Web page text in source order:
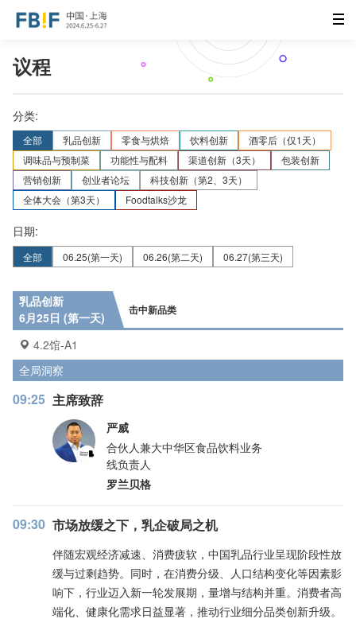
议程
分类:
全部 乳品创新 零食与烘焙 饮料创新
酒零后（仅1天）
调味品与预制菜
功能性与配料 渠道创新（3天）
包装创新
营销创新
创业者论坛
科技创新（第2、3天）
全体大会（第3天）
Foodtalks沙龙
日期:
全部 06.25(第一天) 06.26(第二天) 06.27(第三天)
乳品创新
6月25日 (第一天)
击中新品类
4.2馆-A1
全局洞察
09:25 主席致辞
严威
合伙人兼大中华区食品饮料业务
线负责人
罗兰贝格
09:30 市场放缓之下，乳企破局之机
伴随宏观经济减速、消费疲软，中国乳品行业呈现阶段性放
缓与过剩趋势。同时，在消费分级、人口结构变化等因素影
响下，行业迈入新一轮发展期，量增与结构并重。消费者高
端化、健康化需求日益显著，推动行业细分品类创新升级。